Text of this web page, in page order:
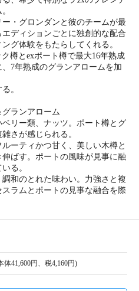
・グロンダンと彼のチームが最
ディションごとに独創的な配合
グ体験をもたらしてくれる。
樽とexポート樽で最大16年熟成
7年熟成のグランアロームを加
。
ランアローム
リー類、ナッツ。ポート樽とグ
さが感じられる。
ーティかつ甘く、美しい木樽と
ばす。ポートの風味が見事に融
る。
和のとれた味わい。力強さと複
ラムとポートの見事な融合を際
体41,600円、税4,160円)